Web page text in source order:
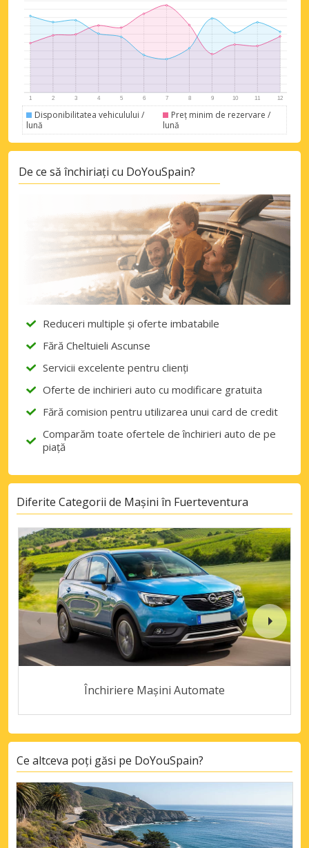
Disponibilitatea vehiculului /
lună
Preț minim de rezervare /
lună
De ce să închiriați cu DoYouSpain?
Reduceri multiple și oferte imbatabile
Fără Cheltuieli Ascunse
Servicii excelente pentru clienți
Oferte de inchirieri auto cu modificare gratuita
Fără comision pentru utilizarea unui card de credit
Comparăm toate ofertele de închirieri auto de pe
piață
Diferite Categorii de Mașini în Fuerteventura
Închiriere Mașini Automate
Ce altceva poți găsi pe DoYouSpain?